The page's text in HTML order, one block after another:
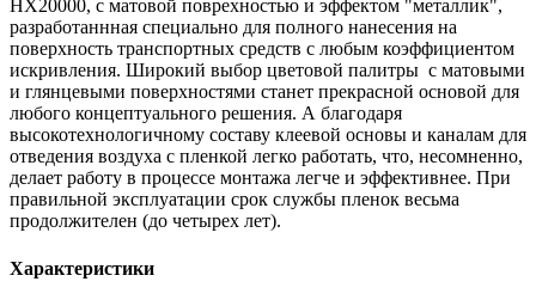
НХ20000, с матовой поврехностью и эффектом "металлик",
разработаннная специально для полного нанесения на
поверхность транспортных средств с любым коэффициентом
искривления. Широкий выбор цветовой палитры с матовыми
и глянцевыми поверхностями станет прекрасной основой для
любого концептуального решения. А благодаря
высокотехнологичному составу клеевой основы и каналам для
отведения воздуха с пленкой легко работать, что, несомненно,
делает работу в процессе монтажа легче и эффективнее. При
правильной эксплуатации срок службы пленок весьма
продолжителен (до четырех лет).
Характеристики